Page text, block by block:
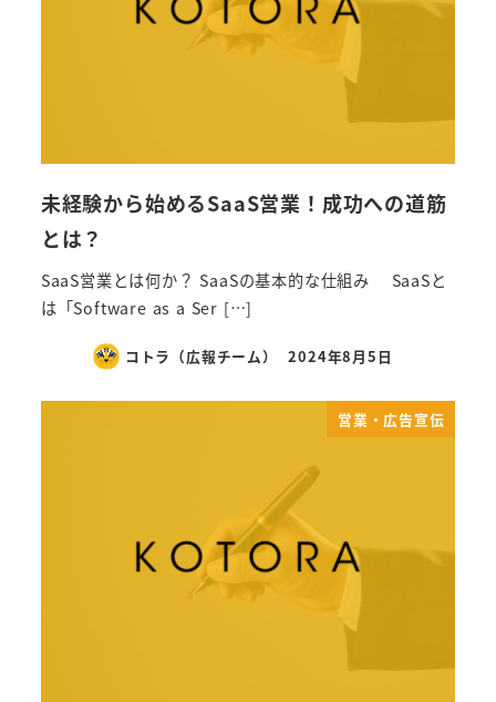
未経験から始めるSaaS営業！成功への道筋
とは？
SaaS営業とは何か？ SaaSの基本的な仕組み SaaSと
は「Software as a Ser […]
コトラ（広報チーム） 2024年8月5日
営業・広告宣伝